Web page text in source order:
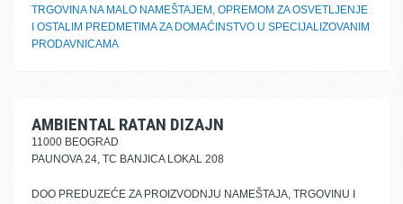
TRGOVINA NA MALO NAMEŠTAJEM, OPREMOM ZA OSVETLJENJE
I OSTALIM PREDMETIMA ZA DOMAĆINSTVO U SPECIJALIZOVANIM
PRODAVNICAMA
AMBIENTAL RATAN DIZAJN
11000 BEOGRAD
PAUNOVA 24, TC BANJICA LOKAL 208
DOO PREDUZEĆE ZA PROIZVODNJU NAMEŠTAJA, TRGOVINU I